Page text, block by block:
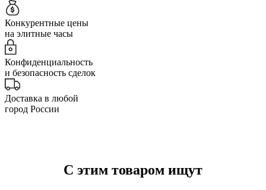
Конкурентные цены
на элитные часы
Конфиденциальность
и безопасность сделок
Доставка в любой
город России
С этим товаром ищут